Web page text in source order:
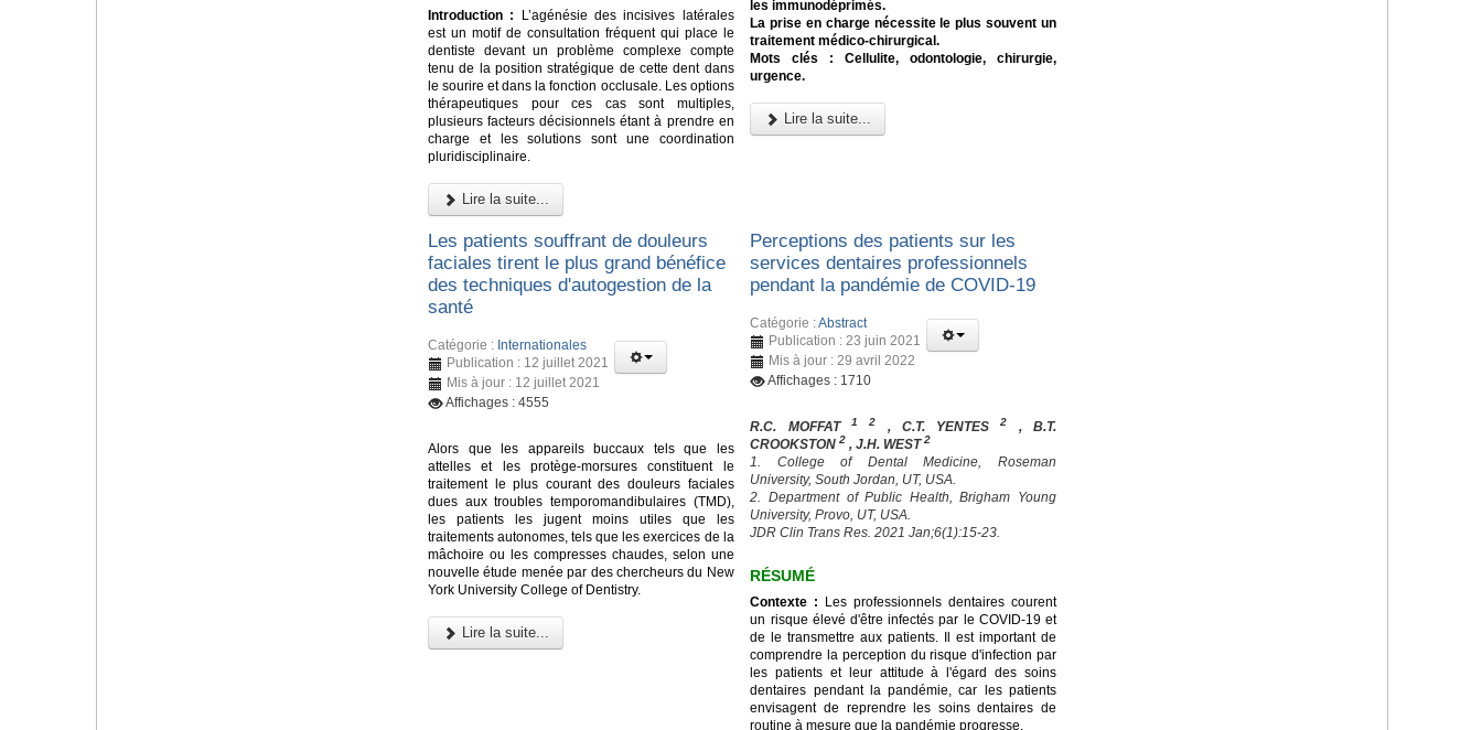
Introduction : L’agénésie des incisives latérales
est un motif de consultation fréquent qui place le
dentiste devant un problème complexe compte
tenu de la position stratégique de cette dent dans
le sourire et dans la fonction occlusale. Les options
thérapeutiques pour ces cas sont multiples,
plusieurs facteurs décisionnels étant à prendre en
charge et les solutions sont une coordination
pluridisciplinaire.
Lire la suite...
les immunodéprimés.
La prise en charge nécessite le plus souvent un
traitement médico-chirurgical.
Mots clés : Cellulite, odontologie, chirurgie,
urgence.
Lire la suite...
Les patients souffrant de douleurs
faciales tirent le plus grand bénéfice
des techniques d'autogestion de la
santé
Catégorie : Internationales
Publication : 12 juillet 2021
Mis à jour : 12 juillet 2021
Affichages : 4555
Alors que les appareils buccaux tels que les
attelles et les protège-morsures constituent le
traitement le plus courant des douleurs faciales
dues aux troubles temporomandibulaires (TMD),
les patients les jugent moins utiles que les
traitements autonomes, tels que les exercices de la
mâchoire ou les compresses chaudes, selon une
nouvelle étude menée par des chercheurs du New
York University College of Dentistry.
Lire la suite...
Perceptions des patients sur les
services dentaires professionnels
pendant la pandémie de COVID-19
Catégorie :Abstract
Publication : 23 juin 2021
Mis à jour : 29 avril 2022
Affichages : 1710
R.C. MOFFAT 1 2 , C.T. YENTES2
, B.T.
CROOKSTON2 , J.H. WEST2
1. College of Dental Medicine, Roseman
University, South Jordan, UT, USA.
2. Department of Public Health, Brigham Young
University, Provo, UT, USA.
JDR Clin Trans Res. 2021 Jan;6(1):15-23.
RÉSUMÉ
Contexte : Les professionnels dentaires courent
un risque élevé d'être infectés par le COVID-19 et
de le transmettre aux patients. Il est important de
comprendre la perception du risque d'infection par
les patients et leur attitude à l'égard des soins
dentaires pendant la pandémie, car les patients
envisagent de reprendre les soins dentaires de
routine à mesure que la pandémie progresse.